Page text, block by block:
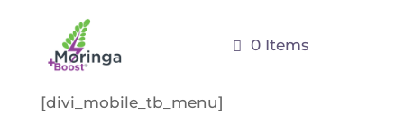
0 Items
[divi_mobile_tb_menu]